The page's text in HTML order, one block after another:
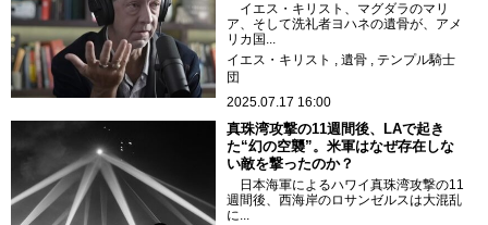
イエス・キリスト、マグダラのマリ
ア、そして洗礼者ヨハネの遺骨が、アメ
リカ国...
イエス・キリスト
遺骨
テンプル騎士
団
2025.07.17 16:00
真珠湾攻撃の11週間後、LAで起き
た“幻の空襲”。米軍はなぜ存在しな
い敵を撃ったのか？
日本海軍によるハワイ真珠湾攻撃の11
週間後、西海岸のロサンゼルスは大混乱
に...